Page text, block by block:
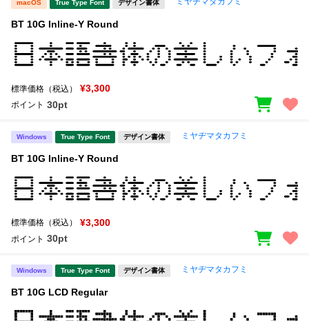
macOS True Type Font デザイン書体
BT 10G Inline-Y Round
標準価格（税込） ¥3,300
ポイント 30pt
Windows True Type Font デザイン書体 ミヤヂマタカフミ
BT 10G Inline-Y Round
標準価格（税込） ¥3,300
ポイント 30pt
Windows True Type Font デザイン書体 ミヤヂマタカフミ
BT 10G LCD Regular